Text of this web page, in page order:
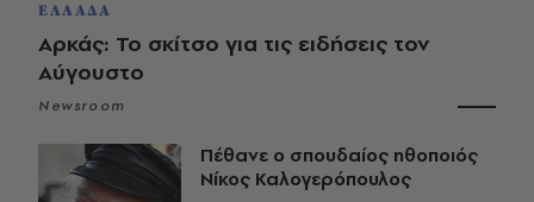
ΕΛΛΑΔΑ
Αρκάς: Το σκίτσο για τις ειδήσεις τον
Αύγουστο
Newsroom
Πέθανε ο σπουδαίος ηθοποιός
Νίκος Καλογερόπουλος